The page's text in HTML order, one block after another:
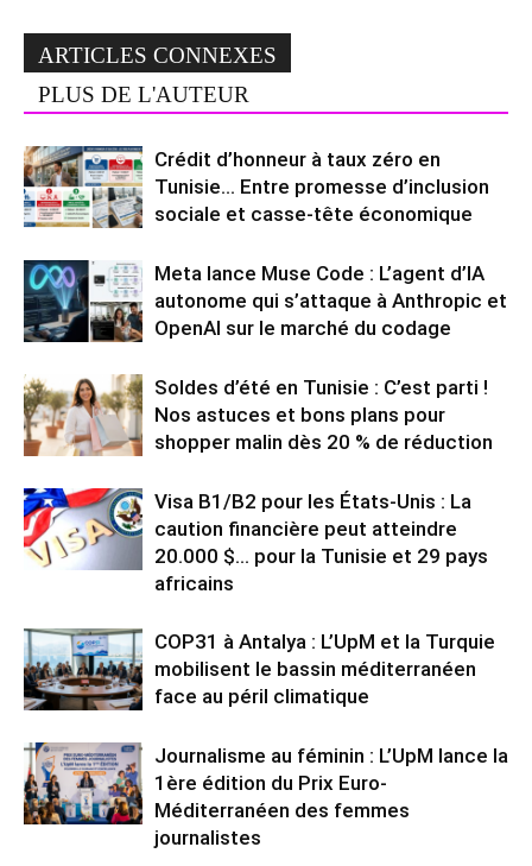
ARTICLES CONNEXES
PLUS DE L'AUTEUR
Crédit d’honneur à taux zéro en
Tunisie… Entre promesse d’inclusion
sociale et casse-tête économique
Meta lance Muse Code : L’agent d’IA
autonome qui s’attaque à Anthropic et
OpenAI sur le marché du codage
Soldes d’été en Tunisie : C’est parti !
Nos astuces et bons plans pour
shopper malin dès 20 % de réduction
Visa B1/B2 pour les États-Unis : La
caution financière peut atteindre
20.000 $… pour la Tunisie et 29 pays
africains
COP31 à Antalya : L’UpM et la Turquie
mobilisent le bassin méditerranéen
face au péril climatique
Journalisme au féminin : L’UpM lance la
1ère édition du Prix Euro-
Méditerranéen des femmes
journalistes